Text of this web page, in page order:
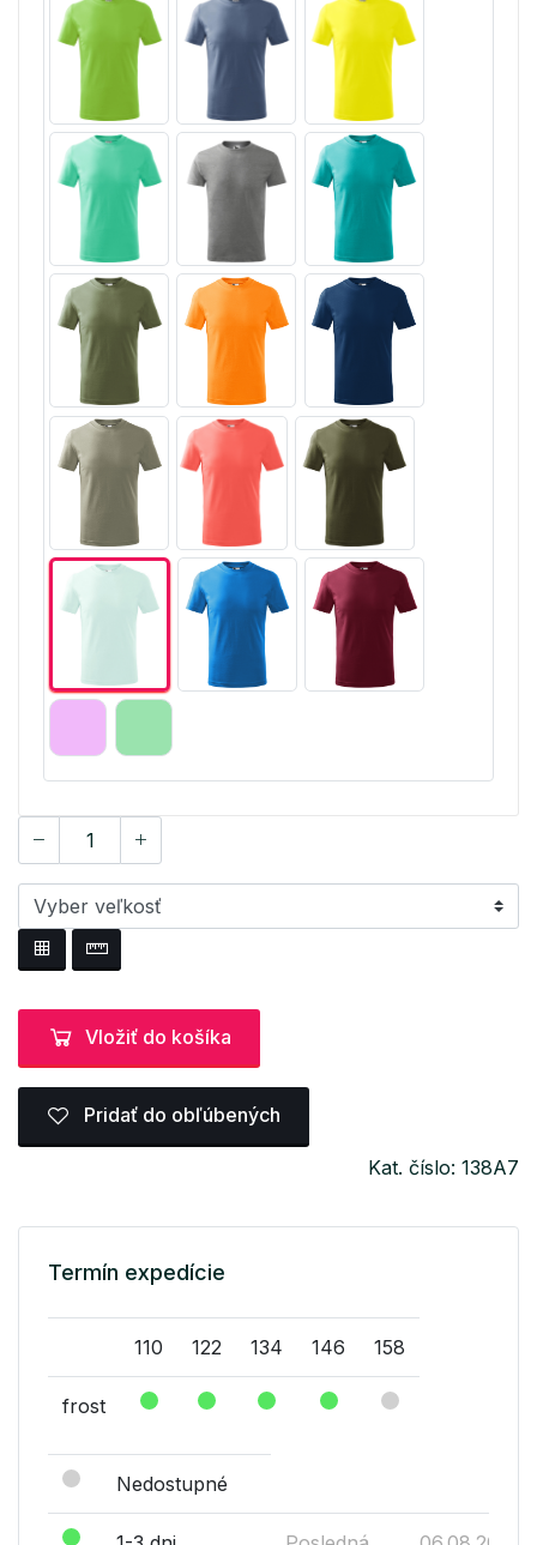
Vložiť do košíka
Pridať do obľúbených
Kat. číslo: 138A7
Termín expedície
110 122 134 146 158
frost
Nedostupné